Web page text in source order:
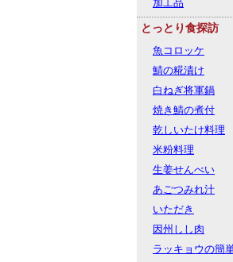
加工品
とっとり食探訪
魚コロッケ
鯖の糀漬け
白ねぎ将軍鍋
焼き鯖の煮付
乾しいたけ料理
米粉料理
生姜せんべい
あごつみれ汁
いただき
因州しし肉
ラッキョウの簡